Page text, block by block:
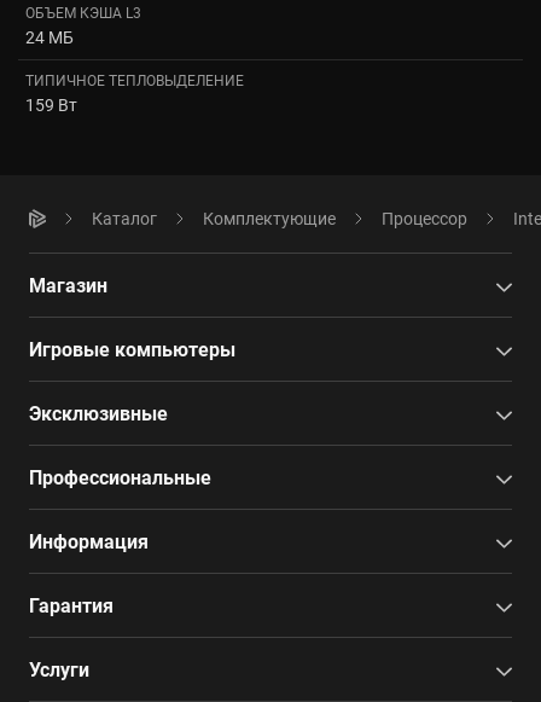
ОБЪЕМ КЭША L3
24 МБ
ТИПИЧНОЕ ТЕПЛОВЫДЕЛЕНИЕ
159 Вт
Каталог Комплектующие Процессор
Магазин
Игровые компьютеры
Эксклюзивные
Профессиональные
Информация
Гарантия
Услуги